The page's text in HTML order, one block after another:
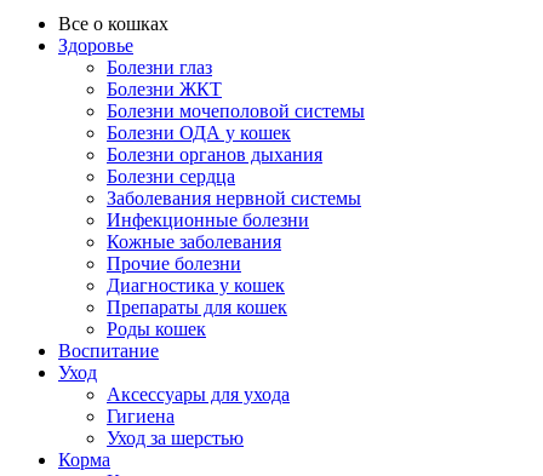
Все о кошках
Здоровье
Болезни глаз
Болезни ЖКТ
Болезни мочеполовой системы
Болезни ОДА у кошек
Болезни органов дыхания
Болезни сердца
Заболевания нервной системы
Инфекционные болезни
Кожные заболевания
Прочие болезни
Диагностика у кошек
Препараты для кошек
Роды кошек
Воспитание
Уход
Аксессуары для ухода
Гигиена
Уход за шерстью
Корма